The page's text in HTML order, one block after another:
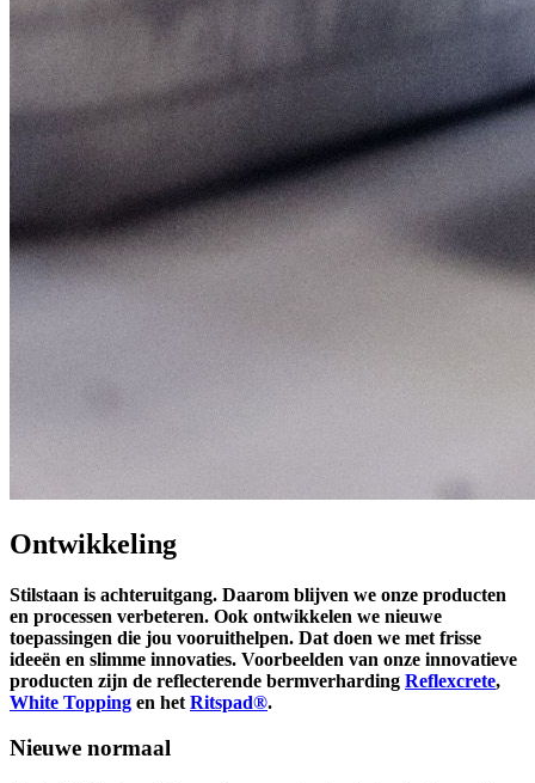
Ontwikkeling
Stilstaan is achteruitgang. Daarom blijven we onze producten
en processen verbeteren. Ook ontwikkelen we nieuwe
toepassingen die jou vooruithelpen. Dat doen we met frisse
ideeën en slimme innovaties. Voorbeelden van onze innovatieve
producten zijn de reflecterende bermverharding Reflexcrete,
White Topping en het Ritspad®.
Nieuwe normaal